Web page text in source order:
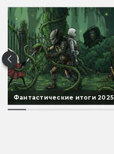
Фантастические итоги 2025